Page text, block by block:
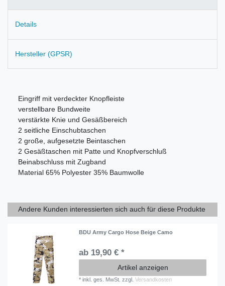
Details
Hersteller (GPSR)
Eingriff mit verdeckter Knopfleiste
verstellbare Bundweite
verstärkte Knie und Gesäßbereich
2 seitliche Einschubtaschen
2 große, aufgesetzte Beintaschen
2 Gesäßtaschen mit Patte und Knopfverschluß
Beinabschluss mit Zugband
Material 65% Polyester 35% Baumwolle
Andere Kunden interessierten sich auch für diese Produkte
BDU Army Cargo Hose Beige Camo
ab 19,90 € *
Artikel anzeigen
*inkl. ges. MwSt. zzgl.Versandkosten